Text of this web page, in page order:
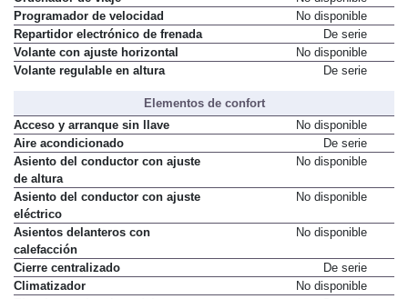
Ordenador de viaje
No disponible
Programador de velocidad
No disponible
Repartidor electrónico de frenada
De serie
Volante con ajuste horizontal
No disponible
Elementos de confort
Acceso y arranque sin llave
No disponible
Aire acondicionado
De serie
Asiento del conductor con ajuste
de altura
Asiento del conductor con ajuste
eléctrico
Asientos delanteros con
calefacción
Cierre centralizado
De serie